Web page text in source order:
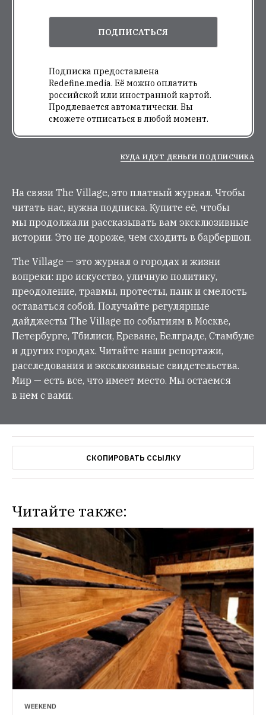
ПОДПИСАТЬСЯ
Подписка предоставлена
Redefine.media. Её можно оплатить
российской или иностранной картой.
Продлевается автоматически. Вы
сможете отписаться в любой момент.
КУДА ИДУТ ДЕНЬГИ ПОДПИСЧИКА
На связи The Village, это платный журнал. Чтобы
читать нас, нужна подписка. Купите её, чтобы
мы продолжали рассказывать вам эксклюзивные
истории. Это не дороже, чем сходить в барбершоп.
The Village — это журнал о городах и жизни
вопреки: про искусство, уличную политику,
преодоление, травмы, протесты, панк и смелость
оставаться собой. Получайте регулярные
дайджесты The Village по событиям в Москве,
Петербурге, Тбилиси, Ереване, Белграде, Стамбуле
и других городах. Читайте наши репортажи,
расследования и эксклюзивные свидетельства.
Мир — есть все, что имеет место. Мы остаемся
в нем с вами.
СКОПИРОВАТЬ ССЫЛКУ
Читайте также:
WEEKEND